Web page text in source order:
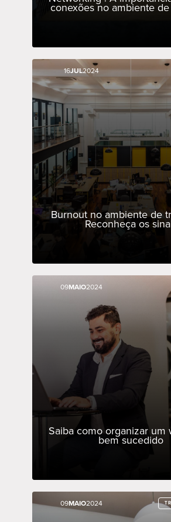
conexões no ambiente
16JUL2024
Burnout no ambiente de
Reconheça os
16JUL2024
09MAIO2024
Saiba como organizar um
bem sucedido
09MAIO2024
09MAIO2024
09MAIO2024